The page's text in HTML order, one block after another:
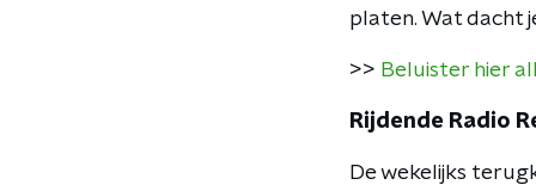
platen. Wat dacht
>> Beluister hier
Rijdende Radio
De wekelijks